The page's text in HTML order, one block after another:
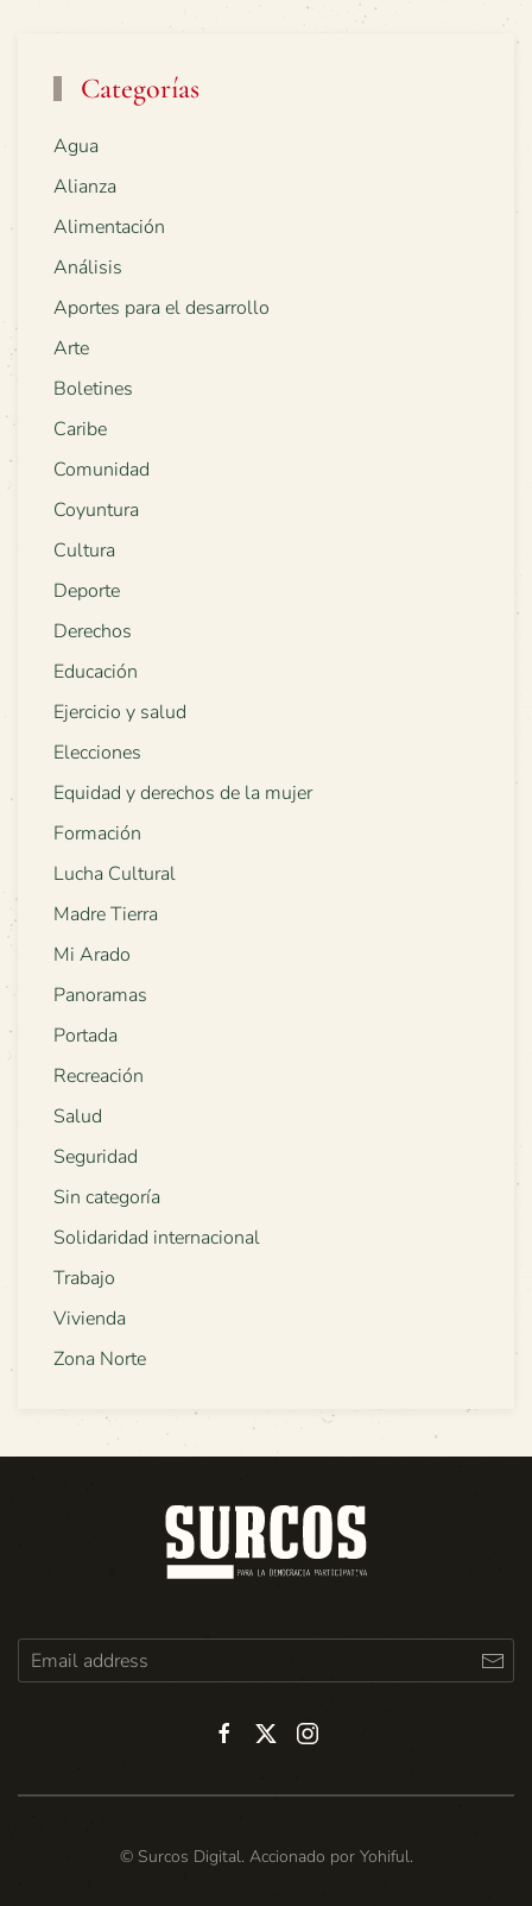
Categorías
Agua
Alianza
Alimentación
Análisis
Aportes para el desarrollo
Arte
Boletines
Caribe
Comunidad
Coyuntura
Cultura
Deporte
Derechos
Educación
Ejercicio y salud
Elecciones
Equidad y derechos de la mujer
Formación
Lucha Cultural
Madre Tierra
Mi Arado
Panoramas
Portada
Recreación
Salud
Seguridad
Sin categoría
Solidaridad internacional
Trabajo
Vivienda
Zona Norte
© Surcos Digital. Accionado por Yohiful.